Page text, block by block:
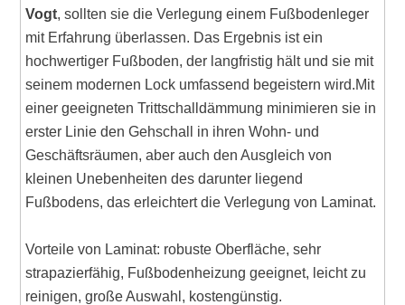
Vogt, sollten sie die Verlegung einem Fußbodenleger
mit Erfahrung überlassen. Das Ergebnis ist ein
hochwertiger Fußboden, der langfristig hält und sie mit
seinem modernen Lock umfassend begeistern wird.Mit
einer geeigneten Trittschalldämmung minimieren sie in
erster Linie den Gehschall in ihren Wohn- und
Geschäftsräumen, aber auch den Ausgleich von
kleinen Unebenheiten des darunter liegend
Fußbodens, das erleichtert die Verlegung von Laminat.
Vorteile von Laminat: robuste Oberfläche, sehr
strapazierfähig, Fußbodenheizung geeignet, leicht zu
reinigen, große Auswahl, kostengünstig.